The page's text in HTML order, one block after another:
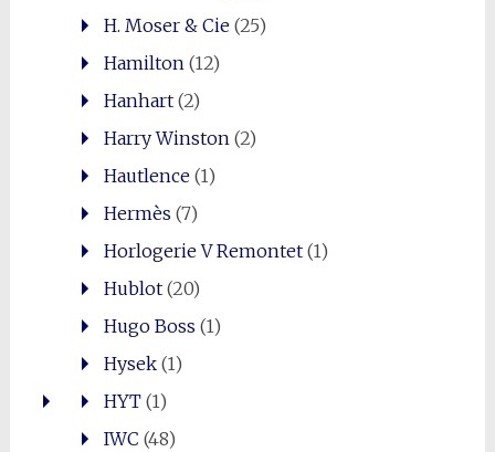
H. Moser & Cie(25)
Hamilton (12)
Hanhart(2)
Harry Winston (2)
Hautlence(1)
Hermès (7)
Horlogerie V Remontet(1)
Hublot(20)
Hugo Boss (1)
Hysek(1)
HYT(1)
IWC (48)